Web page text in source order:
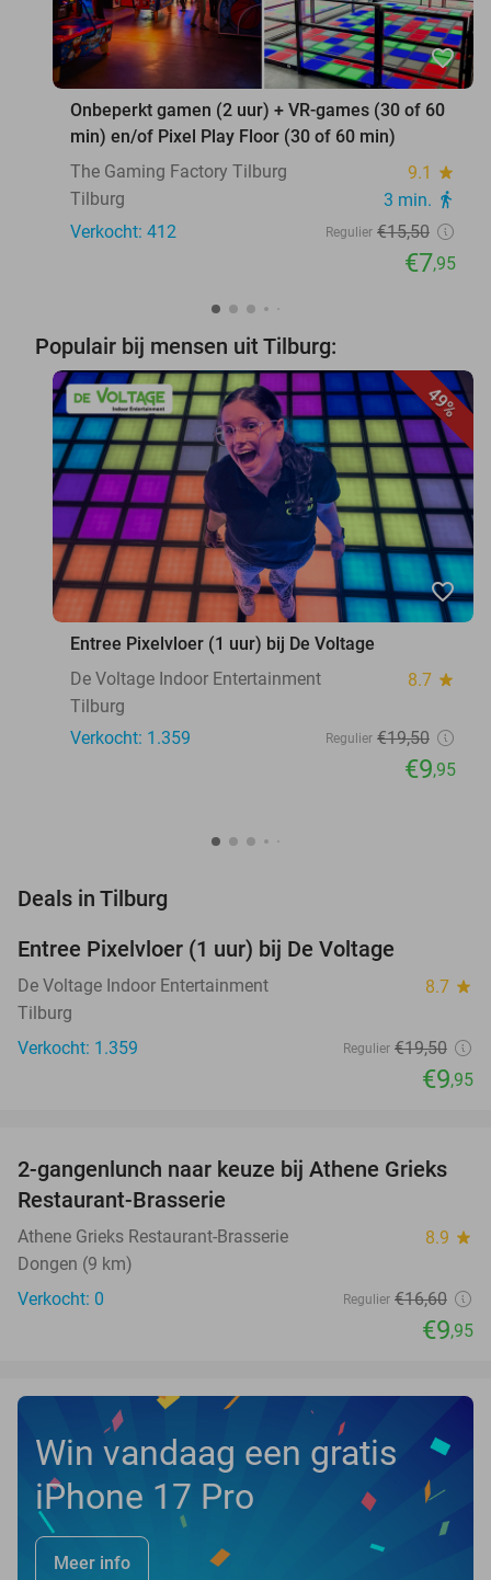
favorite_border
Onbeperkt gamen (2 uur) + VR-games (30 of 60
min) en/of Pixel Play Floor (30 of 60 min)
The Gaming Factory Tilburg
9.1 star
Tilburg 3 min. directions_walk
Verkocht: 412 Regulier €15,50
€7,95
Populair bij mensen uit Tilburg:
49%
favorite_border
Entree Pixelvloer (1 uur) bij De Voltage
De Voltage Indoor Entertainment
8.7 star
Tilburg
Verkocht: 1.359
Regulier €19,50
€9,95
Deals in Tilburg
Entree Pixelvloer (1 uur) bij De Voltage
De Voltage Indoor Entertainment 8.7 star
Tilburg
Verkocht: 1.359
Regulier €19,50
€9,95
40%
NEW
TODAY
2-gangenlunch naar keuze bij Athene Grieks
Restaurant-Brasserie
Athene Grieks Restaurant-Brasserie 8.9 star
Dongen (9 km)
Verkocht: 0
Regulier €16,60
€9,95
Win vandaag een gratis
iPhone 17 Pro
Meer info